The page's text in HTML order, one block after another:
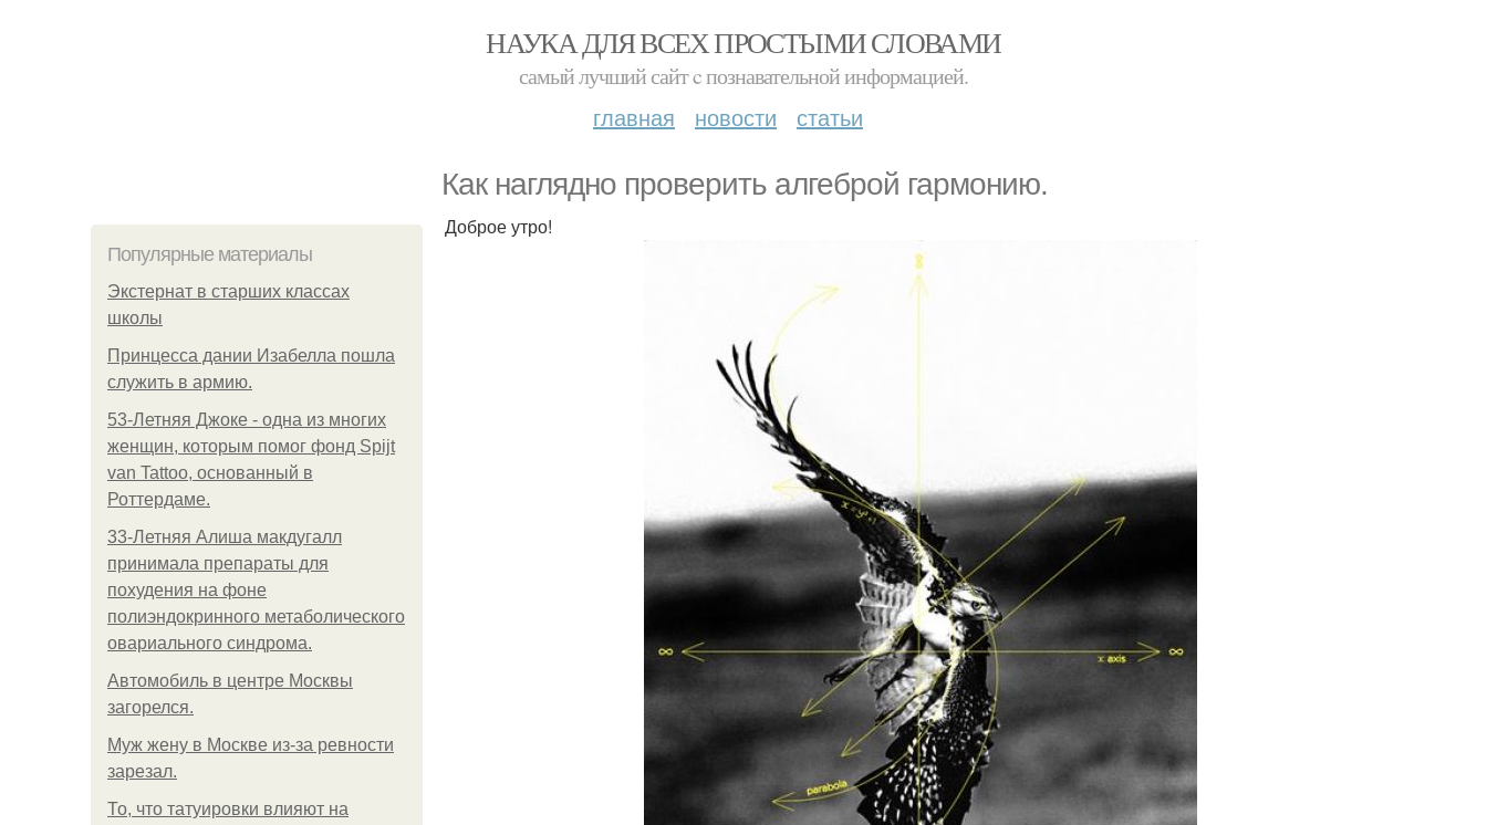
НАУКА ДЛЯ ВСЕХ ПРОСТЫМИ СЛОВАМИ
самый лучший сайт c познавательной информацией.
главная новости статьи
Как наглядно проверить алгеброй гармонию.
Популярные материалы
Экстернат в старших классах
школы
Принцесса дании Изабелла пошла
служить в армию.
53-Летняя Джоке - одна из многих
женщин, которым помог фонд Spijt
van Tattoo, основанный в
Роттердаме.
33-Летняя Алиша макдугалл
принимала препараты для
похудения на фоне
полиэндокринного метаболического
овариального синдрома.
Автомобиль в центре Москвы
загорелся.
Mуж жену в Москве из-за ревности
зарезал.
То, что татуировки влияют на
Доброе утро!